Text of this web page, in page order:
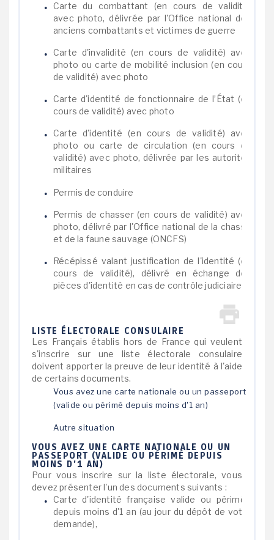
Carte du combattant (en cours de validité)
avec photo, délivrée par l'Office national des
anciens combattants et victimes de guerre
Carte d'invalidité (en cours de validité) avec
photo ou carte de mobilité inclusion (en cours
de validité) avec photo
Carte d'identité de fonctionnaire de l’État (en
cours de validité) avec photo
Carte d'identité (en cours de validité) avec
photo ou carte de circulation (en cours de
validité) avec photo, délivrée par les autorités
militaires
Permis de conduire
Permis de chasser (en cours de validité) avec
photo, délivré par l'Office national de la chasse
et de la faune sauvage (ONCFS)
Récépissé valant justification de l'identité (en
cours de validité), délivré en échange des
pièces d'identité en cas de contrôle judiciaire
LISTE ÉLECTORALE CONSULAIRE
Les Français établis hors de France qui veulent
s'inscrire sur une liste électorale consulaire
doivent apporter la preuve de leur identité à l'aide
de certains documents.
Vous avez une carte nationale ou un passeport
(valide ou périmé depuis moins d'1 an)
Autre situation
VOUS AVEZ UNE CARTE NATIONALE OU UN
PASSEPORT (VALIDE OU PÉRIMÉ DEPUIS
MOINS D'1 AN)
Pour vous inscrire sur la liste électorale, vous
devez présenter l'un des documents suivants :
Carte d'identité française valide ou périmée
depuis moins d'1 an (au jour du dépôt de votre
demande),